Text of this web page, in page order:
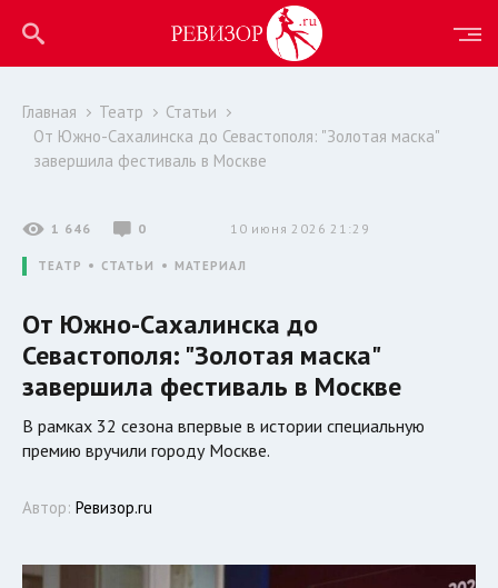
Главная Театр
Статьи
От Южно-Сахалинска до Севастополя: "Золотая маска"
завершила фестиваль в Москве
1 646 0 10 июня 2026 21:29
ТЕАТР СТАТЬИ МАТЕРИАЛ
От Южно-Сахалинска до
Севастополя: "Золотая маска"
завершила фестиваль в Москве
В рамках 32 сезона впервые в истории специальную
премию вручили городу Москве.
Автор: Ревизор.ru